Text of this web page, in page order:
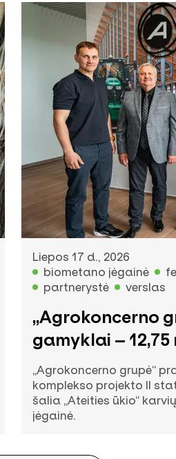
Liepos 17 d., 2026
biometano jėgainė
partnerystė
verslas
„Agrokoncerno
gamyklai –
Vokietijos banko
„Agrokoncerno grupė“
komplekso projekto II
šalia „Ateities ūkio“
jėgainė.